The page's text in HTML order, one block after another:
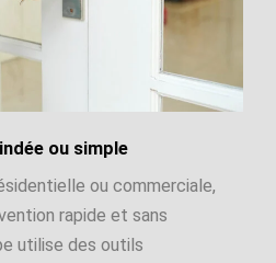
ou simple
ou commerciale,
rapide et sans
utilise des outils